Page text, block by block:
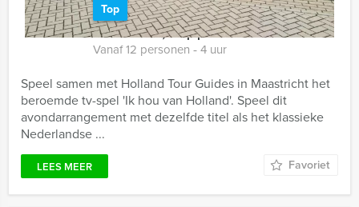
Top
Vanaf€ 64,50 p.p. excl. BTW
Vanaf 12 personen ‐ 4 uur
Speel samen met Holland Tour Guides in Maastricht het
beroemde tv-spel 'Ik hou van Holland'. Speel dit
avondarrangement met dezelfde titel als het klassieke
Nederlandse ...
LEES MEER Favoriet